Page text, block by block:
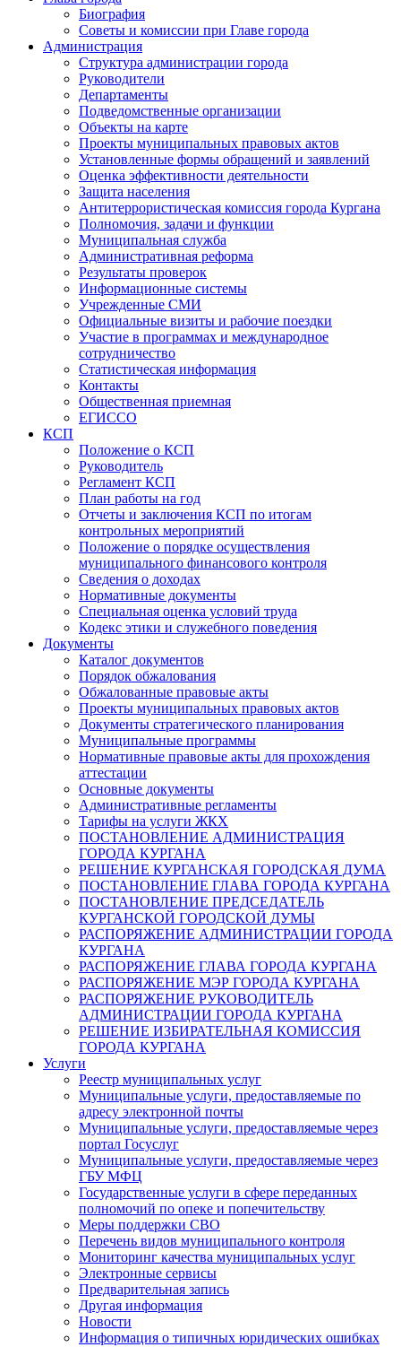
Биография
Советы и комиссии при Главе города
Администрация
Структура администрации города
Руководители
Департаменты
Подведомственные организации
Объекты на карте
Проекты муниципальных правовых актов
Установленные формы обращений и заявлений
Оценка эффективности деятельности
Защита населения
Антитеррористическая комиссия города Кургана
Полномочия, задачи и функции
Муниципальная служба
Административная реформа
Результаты проверок
Информационные системы
Учрежденные СМИ
Официальные визиты и рабочие поездки
Участие в программах и международное
сотрудничество
Статистическая информация
Контакты
Общественная приемная
ЕГИССО
КСП
Положение о КСП
Руководитель
Регламент КСП
План работы на год
Отчеты и заключения КСП по итогам
контрольных мероприятий
Положение о порядке осуществления
муниципального финансового контроля
Сведения о доходах
Нормативные документы
Специальная оценка условий труда
Кодекс этики и служебного поведения
Документы
Каталог документов
Порядок обжалования
Обжалованные правовые акты
Проекты муниципальных правовых актов
Документы стратегического планирования
Муниципальные программы
Нормативные правовые акты для прохождения
аттестации
Основные документы
Административные регламенты
Тарифы на услуги ЖКХ
ПОСТАНОВЛЕНИЕ АДМИНИСТРАЦИЯ
ГОРОДА КУРГАНА
РЕШЕНИЕ КУРГАНСКАЯ ГОРОДСКАЯ ДУМА
ПОСТАНОВЛЕНИЕ ГЛАВА ГОРОДА КУРГАНА
ПОСТАНОВЛЕНИЕ ПРЕДСЕДАТЕЛЬ
КУРГАНСКОЙ ГОРОДСКОЙ ДУМЫ
РАСПОРЯЖЕНИЕ АДМИНИСТРАЦИИ ГОРОДА
КУРГАНА
РАСПОРЯЖЕНИЕ ГЛАВА ГОРОДА КУРГАНА
РАСПОРЯЖЕНИЕ МЭР ГОРОДА КУРГАНА
РАСПОРЯЖЕНИЕ РУКОВОДИТЕЛЬ
АДМИНИСТРАЦИИ ГОРОДА КУРГАНА
РЕШЕНИЕ ИЗБИРАТЕЛЬНАЯ КОМИССИЯ
ГОРОДА КУРГАНА
Услуги
Реестр муниципальных услуг
Муниципальные услуги, предоставляемые по
адресу электронной почты
Муниципальные услуги, предоставляемые через
портал Госуслуг
Муниципальные услуги, предоставляемые через
ГБУ МФЦ
Государственные услуги в сфере переданных
полномочий по опеке и попечительству
Меры поддержки СВО
Перечень видов муниципального контроля
Мониторинг качества муниципальных услуг
Электронные сервисы
Предварительная запись
Другая информация
Новости
Информация о типичных юридических ошибках